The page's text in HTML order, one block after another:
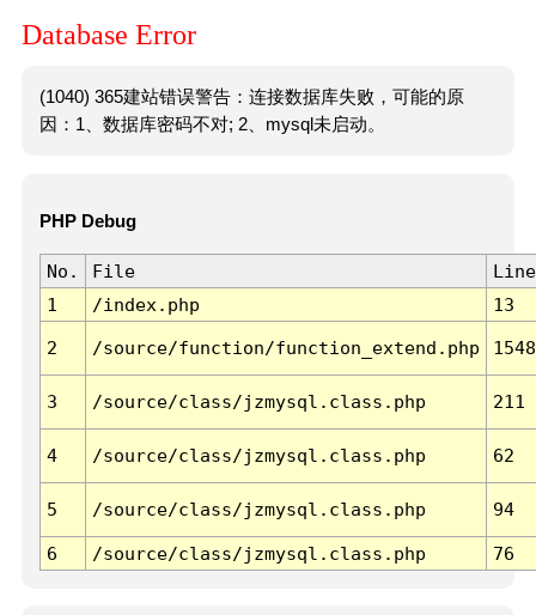
Database Error
(1040) 365建站错误警告：连接数据库失败，可能的原
因：1、数据库密码不对; 2、mysql未启动。
PHP Debug
No. File
Line
1
/index.php 13
2 /source/function/function_extend.php 1548
3 /source/class/jzmysql.class.php 211
4 /source/class/jzmysql.class.php 62
5 /source/class/jzmysql.class.php 94
6 /source/class/jzmysql.class.php 76